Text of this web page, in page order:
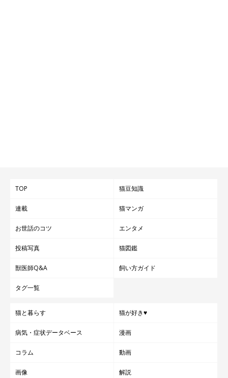
TOP 猫豆知識
連載 猫マンガ
お世話のコツ エンタメ
投稿写真 猫図鑑
獣医師Q&A 飼い方ガイド
タグ一覧
猫と暮らす 猫が好き♥
病気・症状データベース 漫画
コラム 動画
画像 解説